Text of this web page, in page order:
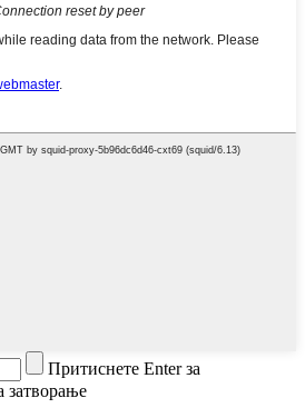
Притиснете Enter за
затворање